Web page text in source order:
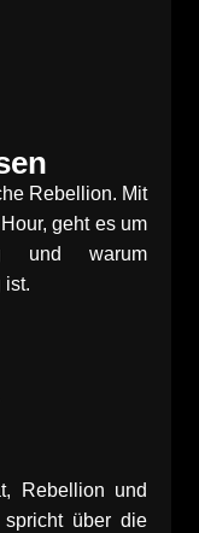
Rebellion. Mit
geht es um
und warum
ist.
Rebellion und
über die